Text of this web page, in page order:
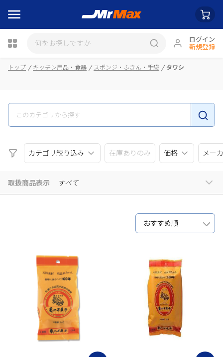
ログイン
新規登録
瓶詰
トップ キッチン用品・食器 スポンジ・ふきん・手袋 タワシ
カテゴリ絞り込み 在庫ありのみ 価格 メー
取扱商品表示 すべて
おすすめ順